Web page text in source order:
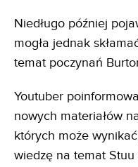
Niedługo później
mogła jednak
temat poczynań
Youtuber
nowych materiałów
których może
wiedzę na temat